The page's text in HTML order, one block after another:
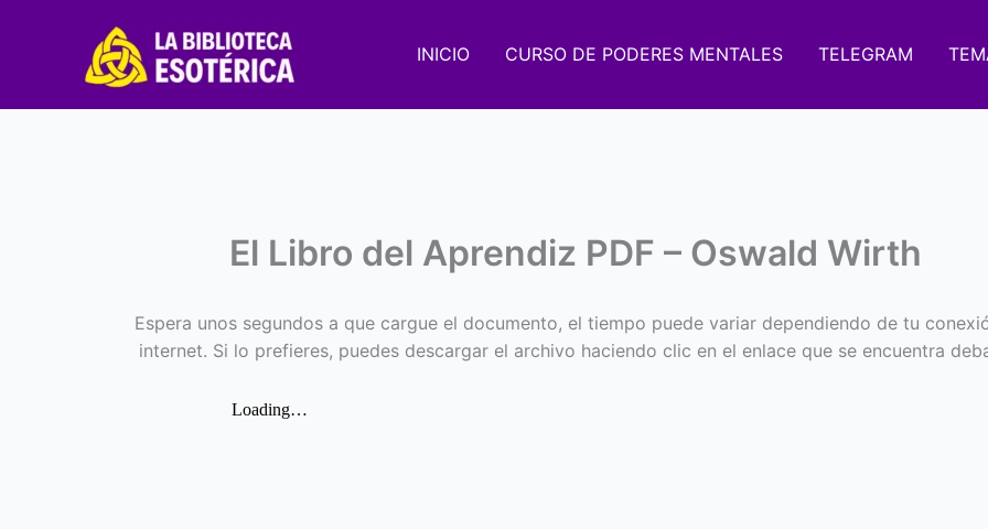
INICIO CURSO DE PODERES MENTALES TELEGRAM
El Libro del Aprendiz PDF – Oswald Wirth
Espera unos segundos a que cargue el documento, el tiempo puede variar dependiendo de tu
internet. Si lo prefieres, puedes descargar el archivo haciendo clic en el enlace que se encuentra